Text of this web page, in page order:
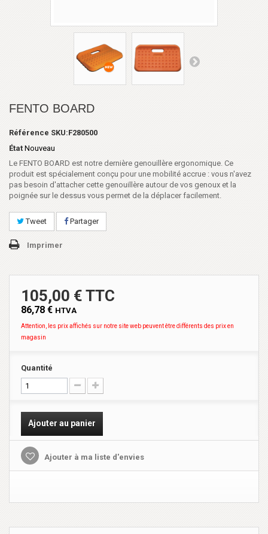
FENTO BOARD
Référence SKU:F280500
État Nouveau
Le FENTO BOARD est notre dernière genouillère ergonomique. Ce
produit est spécialement conçu pour une mobilité accrue : vous n'avez
pas besoin d'attacher cette genouillère autour de vos genoux et la
poignée sur le dessus vous permet de la déplacer facilement.
Tweet Partager
Imprimer
105,00 € TTC
86,78 € HTVA
Attention, les prix affichés sur notre site web peuvent être différents des prix en
magasin
Quantité
Ajouter au panier
Ajouter à ma liste d'envies